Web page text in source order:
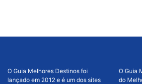
O Guia Melhores Destinos foi
lançado em 2012 e é um dos sites
O Guia
do